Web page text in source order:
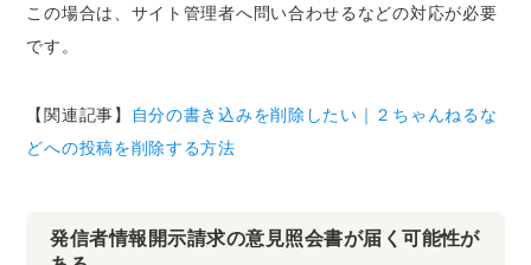
この場合は、サイト管理者へ問い合わせるなどの対応が必要
です。
【関連記事】
自分の書き込みを削除したい｜２ちゃんねるな
どへの投稿を削除する方法
発信者情報開示請求の意見照会書が届く可能性が